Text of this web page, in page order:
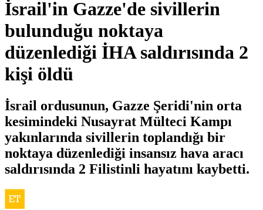
İsrail'in Gazze'de sivillerin
bulunduğu noktaya
düzenlediği İHA saldırısında 2
kişi öldü
İsrail ordusunun, Gazze Şeridi'nin orta
kesimindeki Nusayrat Mülteci Kampı
yakınlarında sivillerin toplandığı bir
noktaya düzenlediği insansız hava aracı
saldırısında 2 Filistinli hayatını kaybetti.